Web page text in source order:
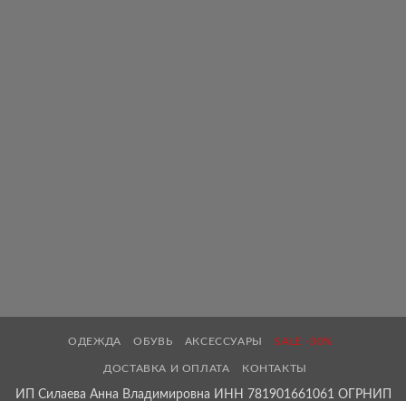
ОДЕЖДА ОБУВЬ АКСЕССУАРЫ SALE -30%
ДОСТАВКА И ОПЛАТА КОНТАКТЫ
ИП Силаева Анна Владимировна ИНН 781901661061 ОГРНИП